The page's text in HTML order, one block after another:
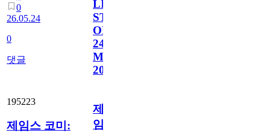
0
26.05.24
0
댓글
LIVE
STREA.Ms
ON
24TH.
MAY.
2026
195223
제임스 코미:
제
임